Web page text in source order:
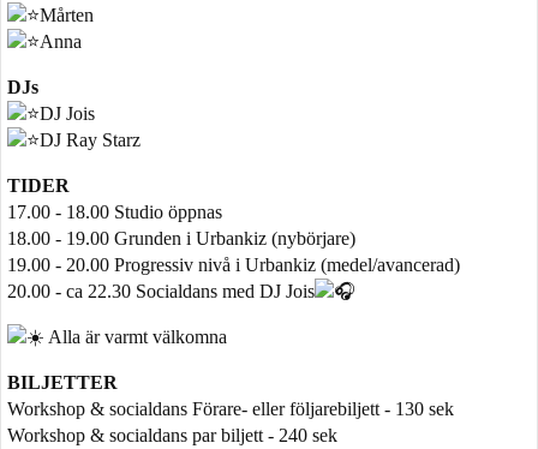
Mårten
Anna
DJs
DJ Jois
DJ Ray Starz
TIDER
17.00 - 18.00 Studio öppnas
18.00 - 19.00 Grunden i Urbankiz (nybörjare)
19.00 - 20.00 Progressiv nivå i Urbankiz (medel/avancerad)
20.00 - ca 22.30 Socialdans med DJ Jois
Alla är varmt välkomna
BILJETTER
Workshop & socialdans Förare- eller följarebiljett - 130 sek
Workshop & socialdans par biljett - 240 sek